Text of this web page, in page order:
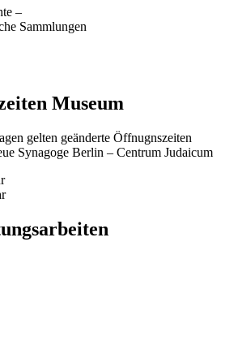
–
Sammlungen
Museum
gelten geänderte Öffnugnszeiten
Synagoge Berlin – Centrum Judaicum